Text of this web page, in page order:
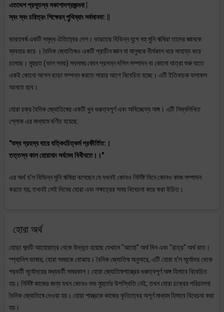
এতদ্দেশ প্রসূতস্য সকাশাদগ্রজন্মনা |
স্বং স্বং চরিত্রং শিক্ষেরন্ পৄথিব্যাং সর্বমানবা: ||
ভারতবর্ষ একটি সমৃদ্ধ ঐতিহ্যের দেশ। ভারতের বিভিন্ন যুগে বহু মুনি ঋষিরা তাদের জ্ঞানকে
ব্যবহার করে । বৈদিক জ্যোতিষও একটি প্রাচীন জ্ঞান যা মানুষকে দীর্ঘকাল ধরে সাহায্য করে
চলেছে। মুহুরত (ভাল সময়) সবসময় কোন প্রসন্ন দলিল সম্পাদন বা কোনো যাত্রা শুরু যাতে
একই কোনো আগল ছাড়া সম্পন্ন করতে পারার আগে বিবেচিত হচ্ছে। এটি ইতিবাচক ফলাফল
আনতে হবে।
হোরা চক্র বৈদিক জ্যোতিষের একটি খুব গুরুত্বপূর্ণ এবং অবিচ্ছেদ্য অঙ্গ। এটি নিম্নলিখিত
শ্লোক এর মাধ্যমে বর্ণিত হয়েছে:
"যস্য গ্রহস্য বারে যত্কিংচিত্কর্ম প্রকীর্তিত:।
তত্তস্য কাল হোরাযাং সর্বমেব বিধীযতে।।"
এর অর্থ হ'ল বিভিন্ন মুনি ঋষিরা বলেছেন যে যখনই কোনও নির্দিষ্ট দিনে কোনও কাজ সম্পাদন
করতে হয়, তখনই সেই দিনের হোরা এবং নক্ষত্রের সময় বিবেচনা করে করা উচিত।
হোরা অর্থ
হোড়া শব্দটি আহোরাত্র থেকে উদ্ভূত হয়েছে যেখানে "আহো" অর্থ দিন এবং "রাত্র" অর্থ রাত।
স্প্যানিশ ভাষায়, হোরা সময়কে বোঝায়। বৈদিক জ্যোতিষ অনুসারে, এটি হোরা হ'ল সূর্যোদয় থেকে
পরবর্তী সূর্যোদয়ের মধ্যবর্তী সময়কাল। হোরা জ্যোতিষশাস্ত্রের গুরুত্বপূর্ণ অঙ্গ হিসাবে বিবেচিত
হয়। নির্দিষ্ট কাজের জন্য যখন কোনও শুভ মুহুর্তের উপস্থিতি নেই, তখন হোরা চক্রের পরিচালনা
বৈদিক জ্যোতিষে দেওয়া হয়। হোরা শাস্ত্রকে কাজের কৃতিত্বের অপূর্ণ মাধ্যম হিসাবে বিবেচনা করা
হয়।